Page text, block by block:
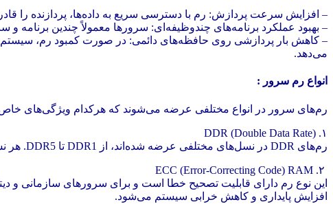
– افزایش سرعت پردازش: رم با دسترسی سریع به داده‌ها، پردازنده را
– بهبود عملکرد برنامه‌های چندوظیفه‌ای: سرورها معمولاً چندین
– کاهش بار پردازشی روی حافظه‌های دائمی: در صورت کمبود رم،
می‌دهد.
انواع رم سرور :
رم‌های سرور در انواع مختلفی عرضه می‌شوند که هرکدام ویژگی‌های خاص
۱. DDR (Double Data Rate)
رم‌های DDR در نسل‌های مختلفی عرضه شده‌اند، از DDR1 تا DDR5. هر نسل جدید سرعت بالاتر، مصرف انرژی کمتر و پهنای باند بیشتری نسبت به نسل قبلی دارد.
افزایش پایداری و کاهش خرابی سیستم می‌شود.